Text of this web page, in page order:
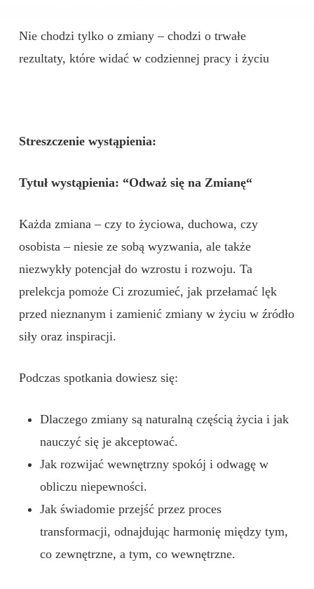
Nie chodzi tylko o zmiany – chodzi o trwałe
rezultaty, które widać w codziennej pracy i życiu
Streszczenie wystąpienia:
Tytuł wystąpienia: “Odważ się na Zmianę“
Każda zmiana – czy to życiowa, duchowa, czy
osobista – niesie ze sobą wyzwania, ale także
niezwykły potencjał do wzrostu i rozwoju. Ta
prelekcja pomoże Ci zrozumieć, jak przełamać lęk
przed nieznanym i zamienić zmiany w życiu w źródło
siły oraz inspiracji.
Podczas spotkania dowiesz się:
Dlaczego zmiany są naturalną częścią życia i jak
nauczyć się je akceptować.
Jak rozwijać wewnętrzny spokój i odwagę w
obliczu niepewności.
Jak świadomie przejść przez proces
transformacji, odnajdując harmonię między tym,
co zewnętrzne, a tym, co wewnętrzne.